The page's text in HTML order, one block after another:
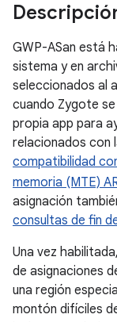
GWP-ASan está
sistema y en
seleccionados al
cuando Zygote
propia app para
relacionados con
compatibilidad
memoria (MTE)
asignación
consultas de fin
Una vez
de asignaciones
una región
montón difíciles